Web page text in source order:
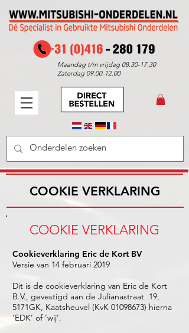
Maandag t/m vrijdag 08.30-17.30
Zaterdag 09.00-12.00
COOKIE VERKLARING
COOKIE VERKLARING
Cookieverklaring Eric de Kort BV
Versie van 14 februari 2019
Dit is de cookieverklaring van Eric de Kort
B.V., gevestigd aan de Julianastraat 19,
5171GK, Kaatsheuvel (KvK 01098673) hierna
‘EDK’ of ‘wij’.